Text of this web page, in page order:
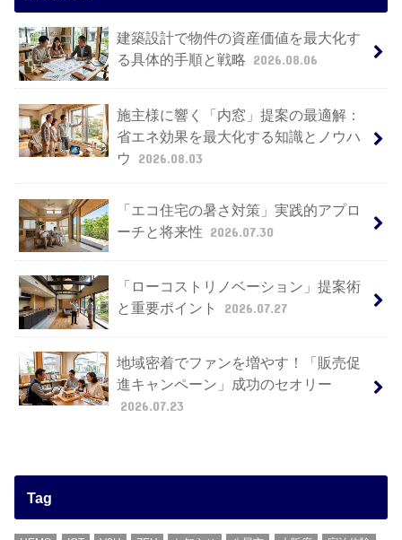
建築設計で物件の資産価値を最大化す
る具体的手順と戦略 2026.08.06
施主様に響く「内窓」提案の最適解：
省エネ効果を最大化する知識とノウハ
ウ
2026.08.03
「エコ住宅の暑さ対策」実践的アプロ
ーチと将来性 2026.07.30
「ローコストリノベーション」提案術
と重要ポイント
2026.07.27
地域密着でファンを増やす！「販売促
進キャンペーン」成功のセオリー
2026.07.23
Tag